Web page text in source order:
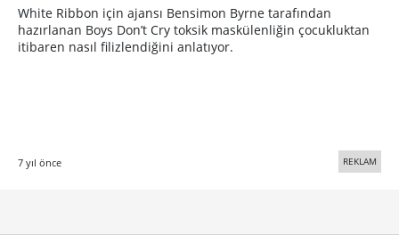
White Ribbon için ajansı Bensimon Byrne tarafından
hazırlanan Boys Don’t Cry toksik maskülenliğin çocukluktan
itibaren nasıl filizlendiğini anlatıyor.
7 yıl önce REKLAM